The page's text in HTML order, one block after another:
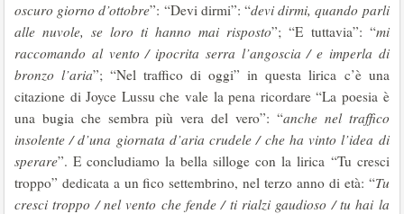
oscuro giorno d’ottobre”: “Devi dirmi”: “devi dirmi, quando parli
alle nuvole, se loro ti hanno mai risposto”; “E tuttavia”: “mi
raccomando al vento / ipocrita serra l’angoscia / e imperla di
bronzo l’aria”; “Nel traffico di oggi” in questa lirica c’è una
citazione di Joyce Lussu che vale la pena ricordare “La poesia è
una bugia che sembra più vera del vero”: “anche nel traffico
insolente / d’una giornata d’aria crudele / che ha vinto l’idea di
sperare”. E concludiamo la bella silloge con la lirica “Tu cresci
troppo” dedicata a un fico settembrino, nel terzo anno di età: “Tu
cresci troppo / nel vento che fende / ti rialzi gaudioso / tu hai la